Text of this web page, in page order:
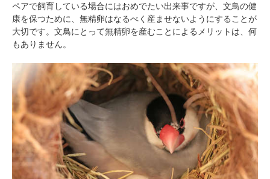
ペアで飼育している場合にはおめでたい出来事ですが、文鳥の健
康を保つために、無精卵はなるべく産ませないようにすることが
大切です。文鳥にとって無精卵を産むことによるメリットは、何
もありません。